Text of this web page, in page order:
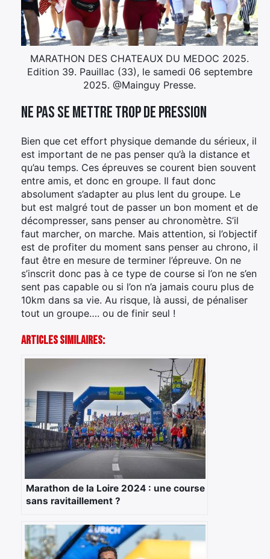
MARATHON DES CHATEAUX DU MEDOC 2025.
Edition 39. Pauillac (33), le samedi 06 septembre
2025. @Mainguy Presse.
Ne pas se mettre trop de pression
Bien que cet effort physique demande du sérieux, il
est important de ne pas penser qu’à la distance et
qu’au temps. Ces épreuves se courent bien souvent
entre amis, et donc en groupe. Il faut donc
absolument s’adapter au plus lent du groupe. Le
but est malgré tout de passer un bon moment et de
décompresser, sans penser au chronomètre. S’il
faut marcher, on marche. Mais attention, si l’objectif
est de profiter du moment sans penser au chrono, il
faut être en mesure de terminer l’épreuve. On ne
s’inscrit donc pas à ce type de course si l’on ne s’en
sent pas capable ou si l’on n’a jamais couru plus de
10km dans sa vie. Au risque, là aussi, de pénaliser
tout un groupe…. ou de finir seul !
Articles Similaires:
Marathon de la Loire 2024 : une course
sans ravitaillement ?
Rechercher
: